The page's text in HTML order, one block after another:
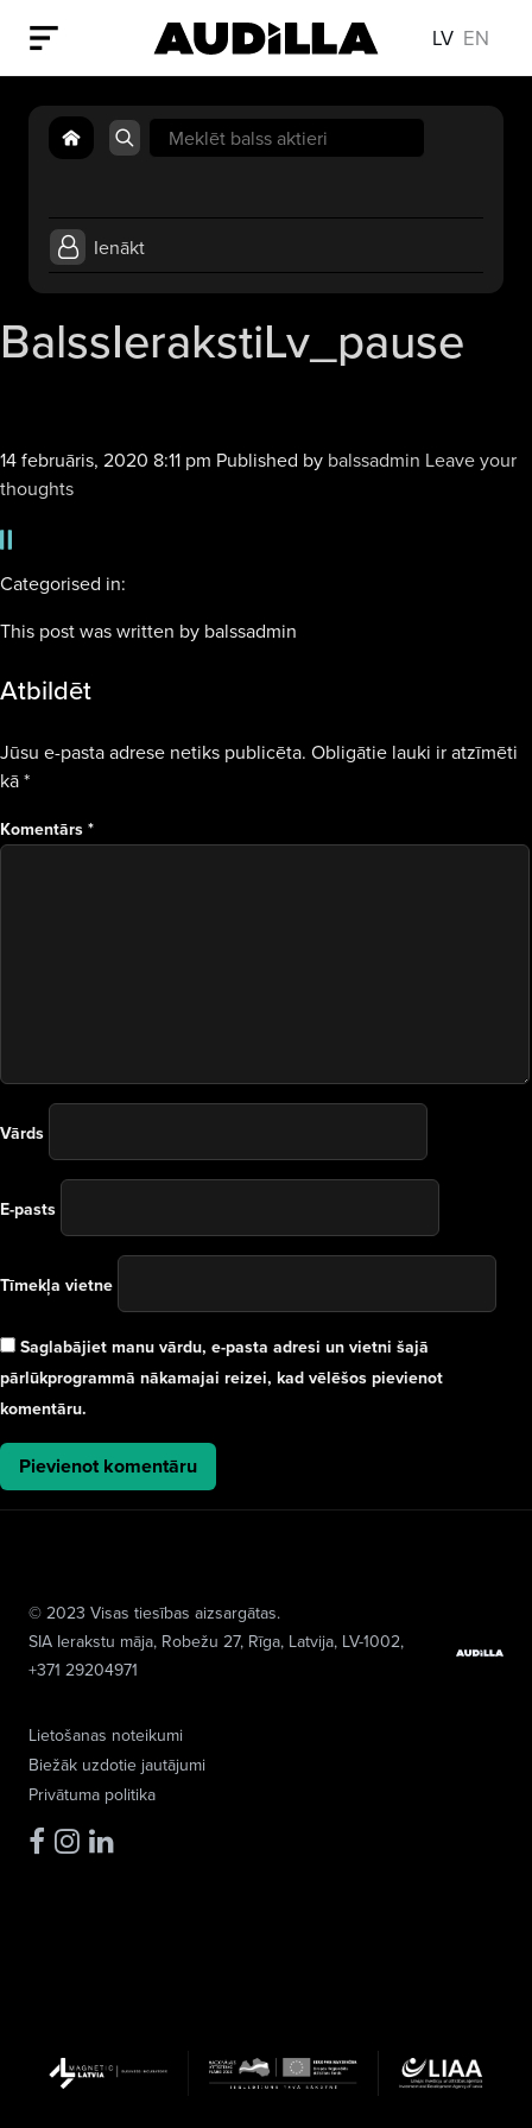
LV EN
Search
for:
Ienākt
BalssIerakstiLv_pause
14 februāris, 2020 8:11 pm Published by balssadmin Leave your
thoughts
Categorised in:
This post was written by balssadmin
Atbildēt
Jūsu e-pasta adrese netiks publicēta. Obligātie lauki ir atzīmēti
kā*
Komentārs*
Vārds
E-pasts
Tīmekļa vietne
Saglabājiet manu vārdu, e-pasta adresi un vietni šajā
pārlūkprogrammā nākamajai reizei, kad vēlēšos pievienot
komentāru.
Lietošanas noteikumi
Biežāk uzdotie jautājumi
Privātuma politika
© 2023 Visas tiesības aizsargātas.
SIA Ierakstu māja, Robežu 27, Rīga, Latvija, LV-1002,
+371 29204971